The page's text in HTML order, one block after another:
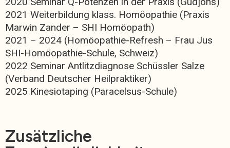
2021 Weiterbildung klass. Homöopathie (Praxis
Marwin Zander – SHI Homöopath)
2021 – 2024 (Homöopathie-Refresh – Frau Jus
SHI-Homöopathie-Schule, Schweiz)
2022 Seminar Antlitzdiagnose Schüssler Salze
(Verband Deutscher Heilpraktiker)
2025 Kinesiotaping (Paracelsus-Schule)
Zusätzliche